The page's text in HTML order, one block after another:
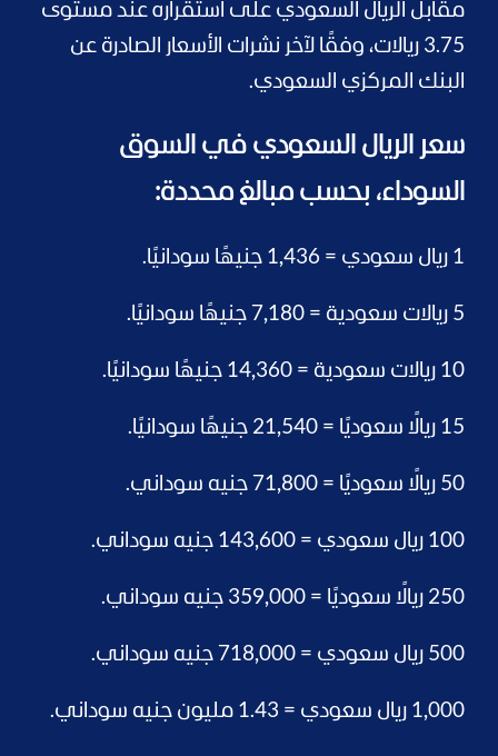
مقابل الريال السعودي على استقراره عند مستوى
3.75 ريالات، وفقًا لآخر نشرات الأسعار الصادرة عن
البنك المركزي السعودي.
سعر الريال السعودي في السوق
السوداء، بحسب مبالغ محددة:
1 ريال سعودي = 1,436 جنيهًا سودانيًا.
5 ريالات سعودية = 7,180 جنيهًا سودانيًا.
10 ريالات سعودية = 14,360 جنيهًا سودانيًا.
15 ريالًا سعوديًا = 21,540 جنيهًا سودانيًا.
50 ريالًا سعوديًا = 71,800 جنيه سوداني.
100 ريال سعودي = 143,600 جنيه سوداني.
250 ريالًا سعوديًا = 359,000 جنيه سوداني.
500 ريال سعودي = 718,000 جنيه سوداني.
1,000 ريال سعودي = 1.43 مليون جنيه سوداني.